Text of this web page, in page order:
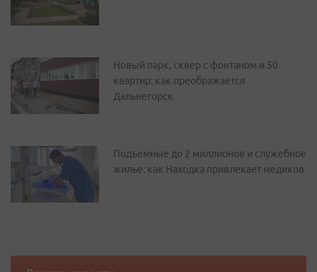
Новый парк, сквер с фонтаном и 50
квартир: как преображается
Дальнегорск
Подъемные до 2 миллионов и служебное
жилье: как Находка привлекает медиков